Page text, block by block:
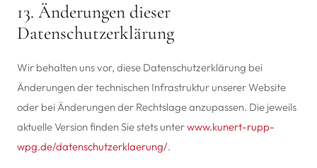
13. Änderungen dieser
Datenschutzerklärung
Wir behalten uns vor, diese Datenschutzerklärung bei
Änderungen der technischen Infrastruktur unserer Website
oder bei Änderungen der Rechtslage anzupassen. Die jeweils
aktuelle Version finden Sie stets unterwww.kunert-rupp-
wpg.de/datenschutzerklaerung/.